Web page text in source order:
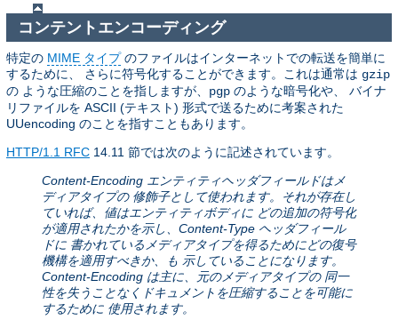
コンテントエンコーディング
特定の MIME タイプのファイルはインターネットでの転送を簡単に
するために、 さらに符号化することができます。これは通常は gzip
の ような圧縮のことを指しますが、 pgp のような暗号化や、 バイナ
リファイルを ASCII (テキスト) 形式で送るために考案された
UUencoding のことを指すこともあります。
HTTP/1.1 RFC 14.11 節では次のように記述されています。
Content-Encoding エンティティヘッダフィールドはメ
ディアタイプの 修飾子として使われます。それが存在し
ていれば、値はエンティティボディに どの追加の符号化
が適用されたかを示し、Content-Type ヘッダフィール
ドに 書かれているメディアタイプを得るためにどの復号
機構を適用すべきか、も 示していることになります。
Content-Encoding は主に、元のメディアタイプの 同一
性を失うことなくドキュメントを圧縮することを可能に
するために 使用されます。